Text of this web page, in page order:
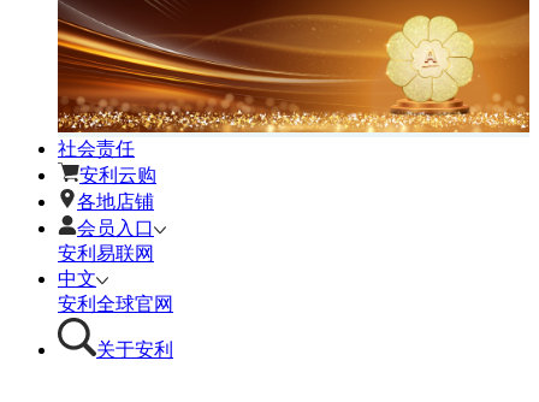
社会责任
安利云购
各地店铺
会员入口
安利易联网
中文
安利全球官网
关于安利